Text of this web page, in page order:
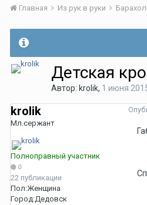
Главная Из рук в руки
Детская
Автор: krolik, 1 июня
krolik
Мл.сержант
Полноправный участник
0
22 публикации
Пол:Женщина
Город:Дедовск